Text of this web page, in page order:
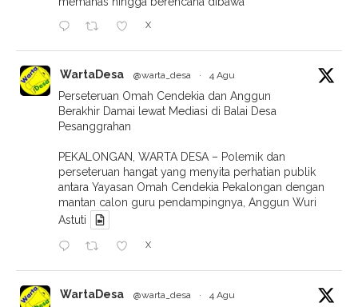
X
WartaDesa @warta_desa · 4 Agu
Perseteruan Omah Cendekia dan Anggun
Berakhir Damai lewat Mediasi di Balai Desa
Pesanggrahan
PEKALONGAN, WARTA DESA – Polemik dan
perseteruan hangat yang menyita perhatian publik
antara Yayasan Omah Cendekia Pekalongan dengan
mantan calon guru pendampingnya, Anggun Wuri
Astuti
X
WartaDesa @warta_desa · 4 Agu